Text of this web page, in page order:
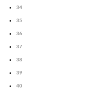
34
35
36
37
38
39
40